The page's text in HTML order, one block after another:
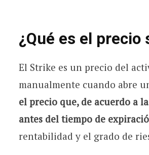
¿Qué es el precio
El Strike es un precio del
manualmente cuando abre
el precio que, de acuerdo a
antes del tiempo de
rentabilidad y el grado de